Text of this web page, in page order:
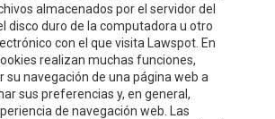
almacenados por el servidor del
disco duro de la computadora u otro
con el que visita Lawspot. En
realizan muchas funciones,
su navegación de una página web a
sus preferencias y, en general,
de navegación web. Las
CONTACTO